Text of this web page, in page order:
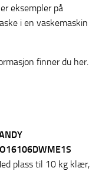
eksempler på
i en vaskemaskin
finner du her.
plass til 10 kg klær,